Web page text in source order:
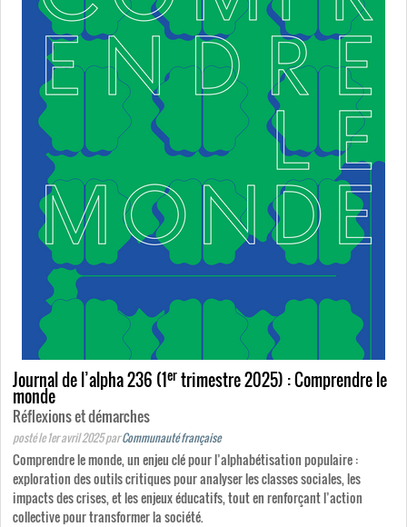
Journal de l’alpha 236 (1ertrimestre 2025) : Comprendre le
monde
Réflexions et démarches
posté le 1er avril 2025parCommunauté française
Comprendre le monde, un enjeu clé pour l’alphabétisation populaire :
exploration des outils critiques pour analyser les classes sociales, les
impacts des crises, et les enjeux éducatifs, tout en renforçant l’action
collective pour transformer la société.